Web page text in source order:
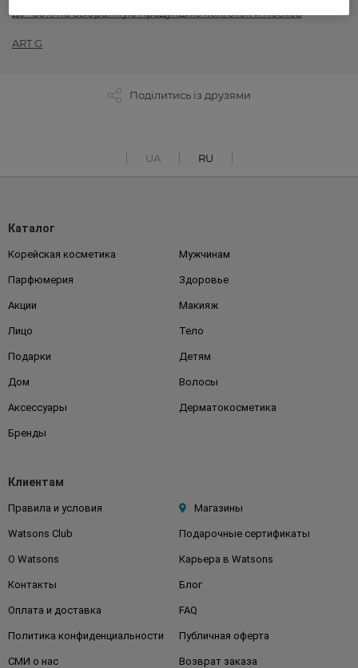
до −30% на выбранную продукцию колготок и носков
ART G
Поділитись із друзями
UA RU
Каталог
Корейская косметика Мужчинам
Парфюмерия Здоровье
Акции Макияж
Лицо Тело
Подарки Детям
Дом Волосы
Аксессуары Дерматокосметика
Бренды
Клиентам
Правила и условия Магазины
Watsons Club Подарочные сертификаты
О Watsons Карьера в Watsons
Контакты Блог
Оплата и доставка FAQ
Политика конфиденциальности Публичная оферта
СМИ о нас Возврат заказа